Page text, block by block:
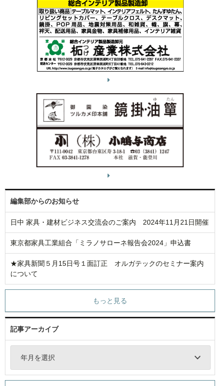
編集部からのお知らせ
日中 家具・建材ビジネス交流会のご案内 2024年11月21日開催
東京都家具工業組合「ミラノサローネ報告会2024」申込書
★家具新聞５月15日号１面訂正 オルガテックのセミナー案内
について
もっと見る
記事アーカイブ
年月を選択